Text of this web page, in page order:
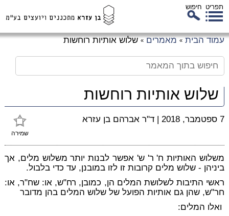
תפריט חיפוש
עמוד הבית » מאמרים » שלוש אותיות רוחשות
שלוש אותיות רוחשות
שמירה
7 ספטמבר, 2018 | ד"ר אברהם בן עזרא
משלוש האותיות ח' ר' ש' אפשר לבנות יותר משלוש מלים, אך
ביניהן - שלוש מלים קרובות זו לזו במובנן, עד כדי בלבול.
ראשי התיבות לשלושת המלים הן, כמובן, רח"ש, או: שח"ר, או:
חר"ש, שהן גם אותיות הפועל של שלוש המלים בהן מדובר
ואלו המלים: